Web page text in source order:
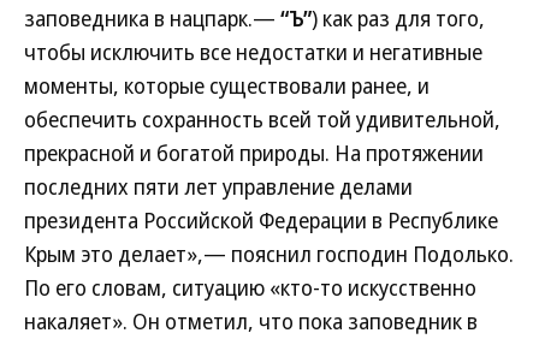
заповедника в нацпарк.— “Ъ”) как раз для того,
чтобы исключить все недостатки и негативные
моменты, которые существовали ранее, и
обеспечить сохранность всей той удивительной,
прекрасной и богатой природы. На протяжении
последних пяти лет управление делами
президента Российской Федерации в Республике
Крым это делает»,— пояснил господин Подолько.
По его словам, ситуацию «кто-то искусственно
накаляет». Он отметил, что пока заповедник в